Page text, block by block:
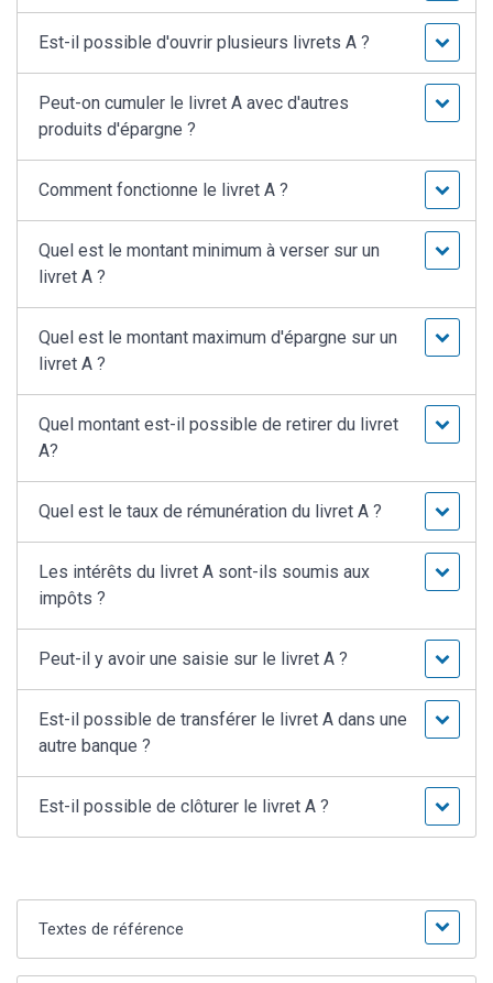
Est-il possible d'ouvrir plusieurs livrets A ?
Peut-on cumuler le livret A avec d'autres
produits d'épargne ?
Comment fonctionne le livret A ?
Quel est le montant minimum à verser sur un
livret A ?
Quel est le montant maximum d'épargne sur un
livret A ?
Quel montant est-il possible de retirer du livret
A?
Quel est le taux de rémunération du livret A ?
Les intérêts du livret A sont-ils soumis aux
impôts ?
Peut-il y avoir une saisie sur le livret A ?
Est-il possible de transférer le livret A dans une
autre banque ?
Est-il possible de clôturer le livret A ?
Textes de référence